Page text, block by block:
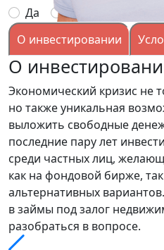
Да
Нет
О инвестировании
О
Экономический кризис не
но также уникальная
выложить свободные
последние пару лет
среди частных лиц,
как на фондовой бирже,
альтернативных
в займы под залог
разобраться в вопросе.